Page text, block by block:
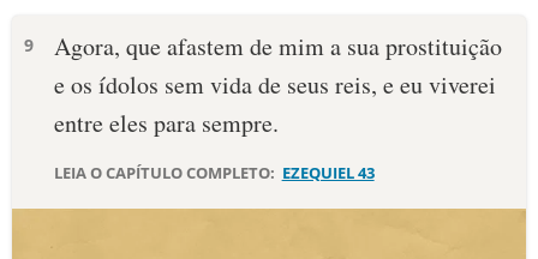
PALAVRA DO DIA
DEVOCIONAL DIÁRIO
9
Agora, que afastem de mim a sua prostituição
e os ídolos sem vida de seus reis, e eu viverei
entre eles para sempre.
LEIA O CAPÍTULO COMPLETO: EZEQUIEL 43